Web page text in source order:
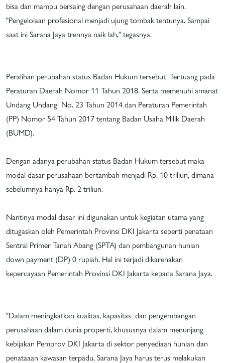
bisa dan mampu bersaing dengan perusahaan daerah lain.
"Pengelolaan profesional menjadi ujung tombak tentunya. Sampai
saat ini Sarana Jaya trennya naik lah," tegasnya.
Peralihan perubahan status Badan Hukum tersebut Tertuang pada
Peraturan Daerah Nomor 11 Tahun 2018. Serta memenuhi amanat
Undang Undang No. 23 Tahun 2014 dan Peraturan Pemerintah
(PP) Nomor 54 Tahun 2017 tentang Badan Usaha Milik Daerah
(BUMD).
Dengan adanya perubahan status Badan Hukum tersebut maka
modal dasar perusahaan bertambah menjadi Rp. 10 triliun, dimana
sebelumnya hanya Rp. 2 triliun.
Nantinya modal dasar ini digunakan untuk kegiatan utama yang
ditugaskan oleh Pemerintah Provinsi DKI Jakarta seperti penataan
Sentral Primer Tanah Abang (SPTA) dan pembangunan hunian
down payment (DP) 0 rupiah. Hal ini terjadi dikarenakan
kepercayaan Pemerintah Provinsi DKI Jakarta kepada Sarana Jaya.
"Dalam meningkatkan kualitas, kapasitas dan pengembangan
perusahaan dalam dunia properti, khususnya dalam menunjang
kebijakan Pemprov DKI Jakarta di sektor penyediaan hunian dan
penataaan kawasan terpadu, Sarana Jaya harus terus melakukan